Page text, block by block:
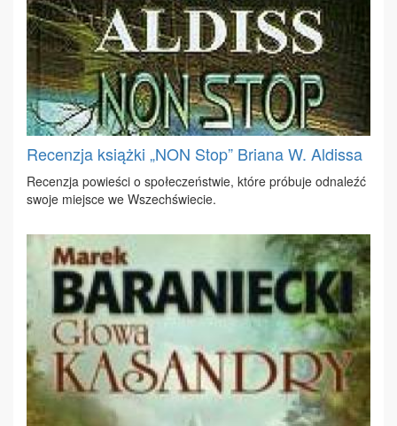
Recenzja książki „NON Stop” Briana W. Aldissa
Re­cen­zja po­wie­ści o spo­łe­czeń­stwie, któ­re pró­bu­je od­na­leźć
swo­je miej­sce we Wszech­świe­cie.